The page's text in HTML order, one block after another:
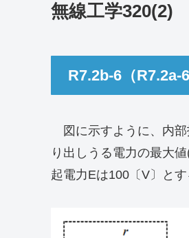
無線工学320(2)
R7.2b-6（R7.2a-6
図に示すように、内
り出しうる電力の最大
起電力Eは100〔V〕とす